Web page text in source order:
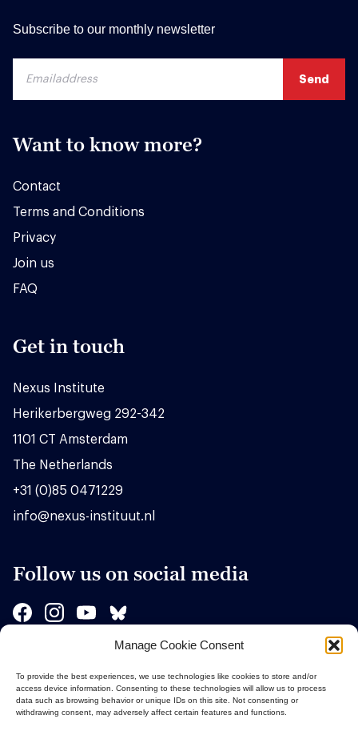
Manage Cookie Consent
To provide the best experiences, we use technologies like cookies to store and/or
access device information. Consenting to these technologies will allow us to process
data such as browsing behavior or unique IDs on this site. Not consenting or
withdrawing consent, may adversely affect certain features and functions.
Subscribe to our monthly newsletter
Want to know more?
Contact
Terms and Conditions
Privacy
Join us
FAQ
Get in touch
Nexus Institute
Herikerbergweg 292-342
1101 CT Amsterdam
The Netherlands
+31 (0)85 0471229
info@nexus-instituut.nl
Follow us on social media